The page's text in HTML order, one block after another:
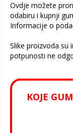
Ovdje možete
odabiru i kupnji
Informacije o
Slike proizvoda su
potpunosti ne
KOJE